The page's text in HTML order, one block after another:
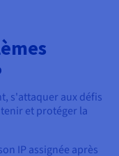
s'attaquer aux défis
et protéger la
IP assignée après